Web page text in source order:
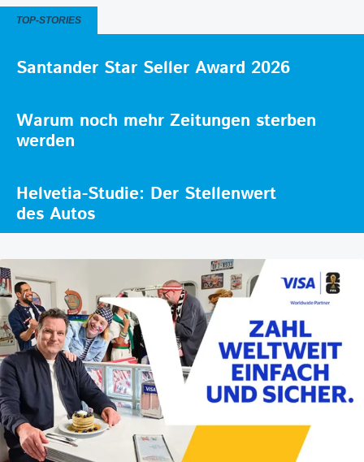
TOP-STORIES
Santander Star Seller Award 2026
Warum noch mehr Zeitungen sterben
werden
Helvetia-Studie: Der Stellenwert
des Autos